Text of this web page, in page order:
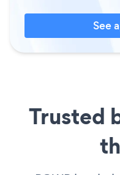
See
Trusted